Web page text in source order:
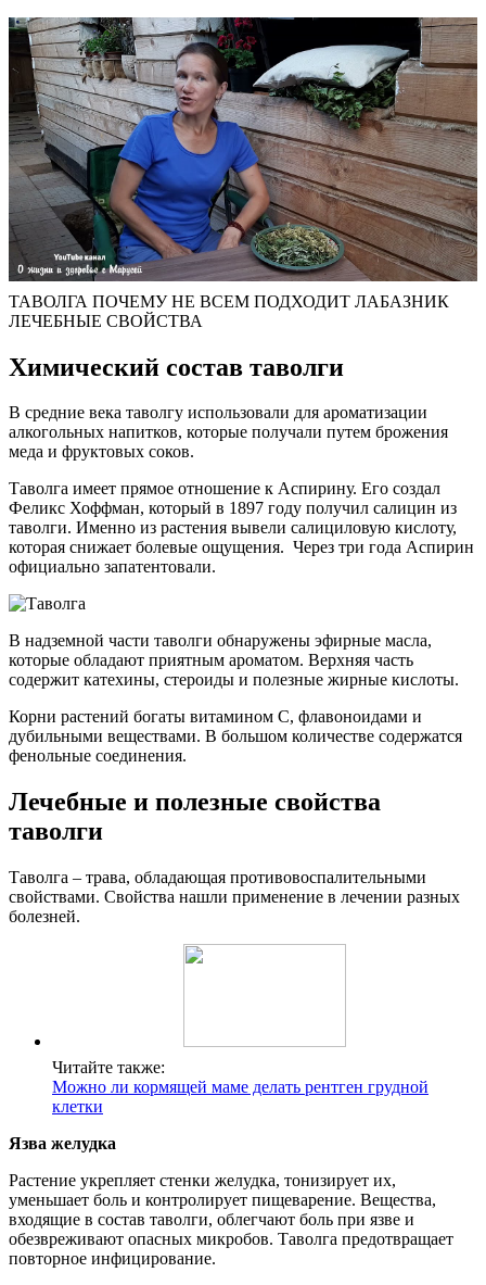
ТАВОЛГА ПОЧЕМУ НЕ ВСЕМ ПОДХОДИТ ЛАБАЗНИК
ЛЕЧЕБНЫЕ СВОЙСТВА
Химический состав таволги
В средние века таволгу использовали для ароматизации
алкогольных напитков, которые получали путем брожения
меда и фруктовых соков.
Таволга имеет прямое отношение к Аспирину. Его создал
Феликс Хоффман, который в 1897 году получил салицин из
таволги. Именно из растения вывели салициловую кислоту,
которая снижает болевые ощущения. Через три года Аспирин
официально запатентовали.
В надземной части таволги обнаружены эфирные масла,
которые обладают приятным ароматом. Верхняя часть
содержит катехины, стероиды и полезные жирные кислоты.
Корни растений богаты витамином С, флавоноидами и
дубильными веществами. В большом количестве содержатся
фенольные соединения.
Лечебные и полезные свойства
таволги
Таволга – трава, обладающая противовоспалительными
свойствами. Свойства нашли применение в лечении разных
болезней.
Читайте также:
Можно ли кормящей маме делать рентген грудной
клетки
Язва желудка
Растение укрепляет стенки желудка, тонизирует их,
уменьшает боль и контролирует пищеварение. Вещества,
входящие в состав таволги, облегчают боль при язве и
обезвреживают опасных микробов. Таволга предотвращает
повторное инфицирование.